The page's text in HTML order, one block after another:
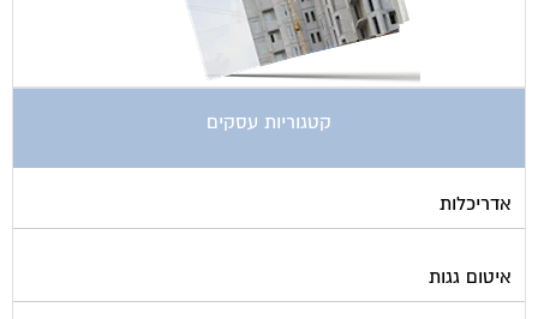
קטגוריות עסקים
אדריכלות
איטום גגות